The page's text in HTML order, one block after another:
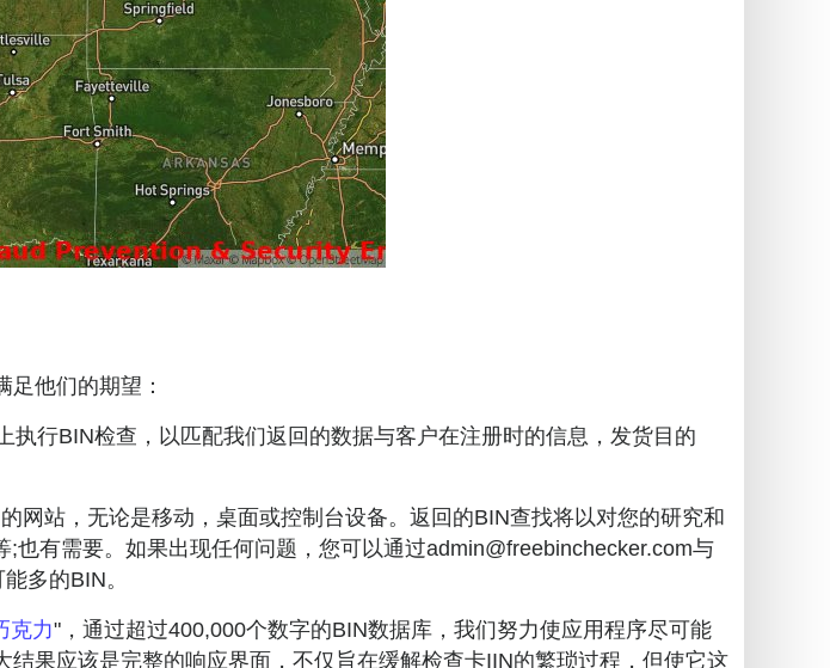
他们的期望：
行BIN检查，以匹配我们返回的数据与客户在注册时的信息，发货目的
网站，无论是移动，桌面或控制台设备。返回的BIN查找将以对您的研究和
有需要。如果出现任何问题，您可以通过admin@freebinchecker.com与
多的BIN。
克力"，通过超过400,000个数字的BIN数据库，我们努力使应用程序尽可能
果应该是完整的响应界面，不仅旨在缓解检查卡IIN的繁琐过程，但使它这